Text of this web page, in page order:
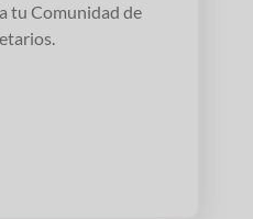
tu Comunidad de